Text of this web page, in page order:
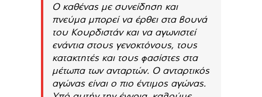
Ο καθένας με συνείδηση ​​και
πνεύμα μπορεί να έρθει στα βουνά
του Κουρδιστάν και να αγωνιστεί
ενάντια στους γενοκτόνους, τους
κατακτητές και τους φασίστες στα
μέτωπα των ανταρτών. Ο ανταρτικός
αγώνας είναι ο πιο έντιμος αγώνας.